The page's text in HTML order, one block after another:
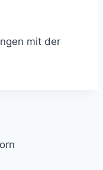
mit der